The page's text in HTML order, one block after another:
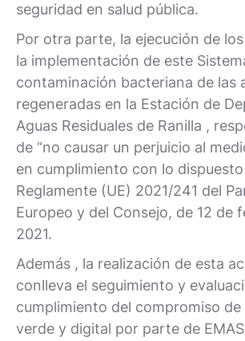
seguridad en salud pública.
Por otra parte, la ejecución de
la implementación de este
contaminación bacteriana de las
regeneradas en la Estación de
Aguas Residuales de Ranilla ,
de “no causar un perjuicio al
en cumplimiento con lo dispuesto
Reglamente (UE) 2021/241 del
Europeo y del Consejo, de 12 de
2021.
Además , la realización de esta
conlleva el seguimiento y
cumplimiento del compromiso
verde y digital por parte de